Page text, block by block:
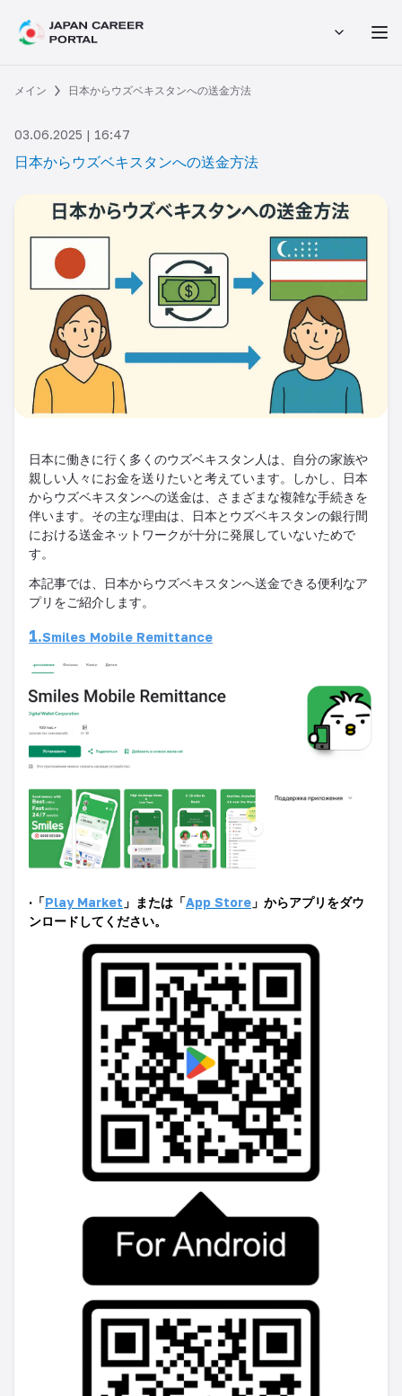
メイン 日本からウズベキスタンへの送金方法
03.06.2025 | 16:47
日本からウズベキスタンへの送金方法
日本に働きに行く多くのウズベキスタン人は、自分の家族や
親しい人々にお金を送りたいと考えています。しかし、日本
からウズベキスタンへの送金は、さまざまな複雑な手続きを
伴います。その主な理由は、日本とウズベキスタンの銀行間
における送金ネットワークが十分に発展していないためで
す。
本記事では、日本からウズベキスタンへ送金できる便利なア
プリをご紹介します。
1.Smiles Mobile Remittance
· 「Play Market 」または「App Store 」からアプリをダウ
ンロードしてください。